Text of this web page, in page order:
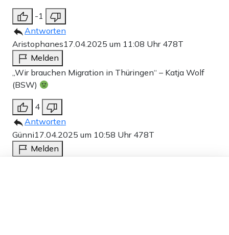
-1
Antworten
Aristophanes17.04.2025 um 11:08 Uhr 478T
Melden
„Wir brauchen Migration in Thüringen“ – Katja Wolf
(BSW)
4
Antworten
Günni17.04.2025 um 10:58 Uhr 478T
Melden